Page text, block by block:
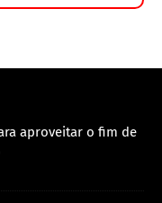
aproveitar o fim de